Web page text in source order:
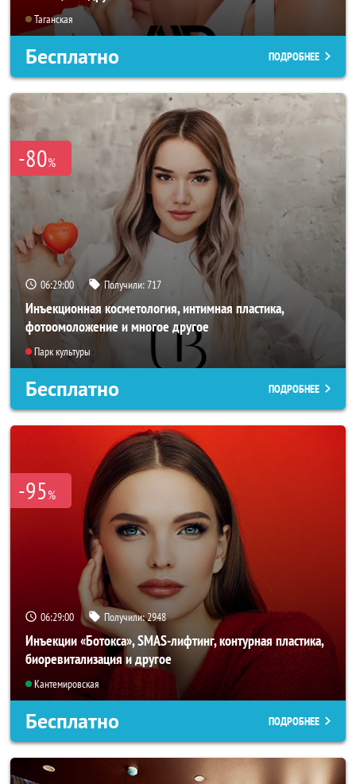
Таганская
Бесплатно ПОДРОБНЕЕ
-80%
06:28:57 Получили:717
Инъекционная косметология, интимная пластика,
фотоомоложение и многое другое
Парк культуры
Бесплатно ПОДРОБНЕЕ
-95%
06:28:57 Получили:2948
Инъекции «Ботокса», SMAS-лифтинг, контурная пластика,
биоревитализация и другое
Кантемировская
Бесплатно ПОДРОБНЕЕ